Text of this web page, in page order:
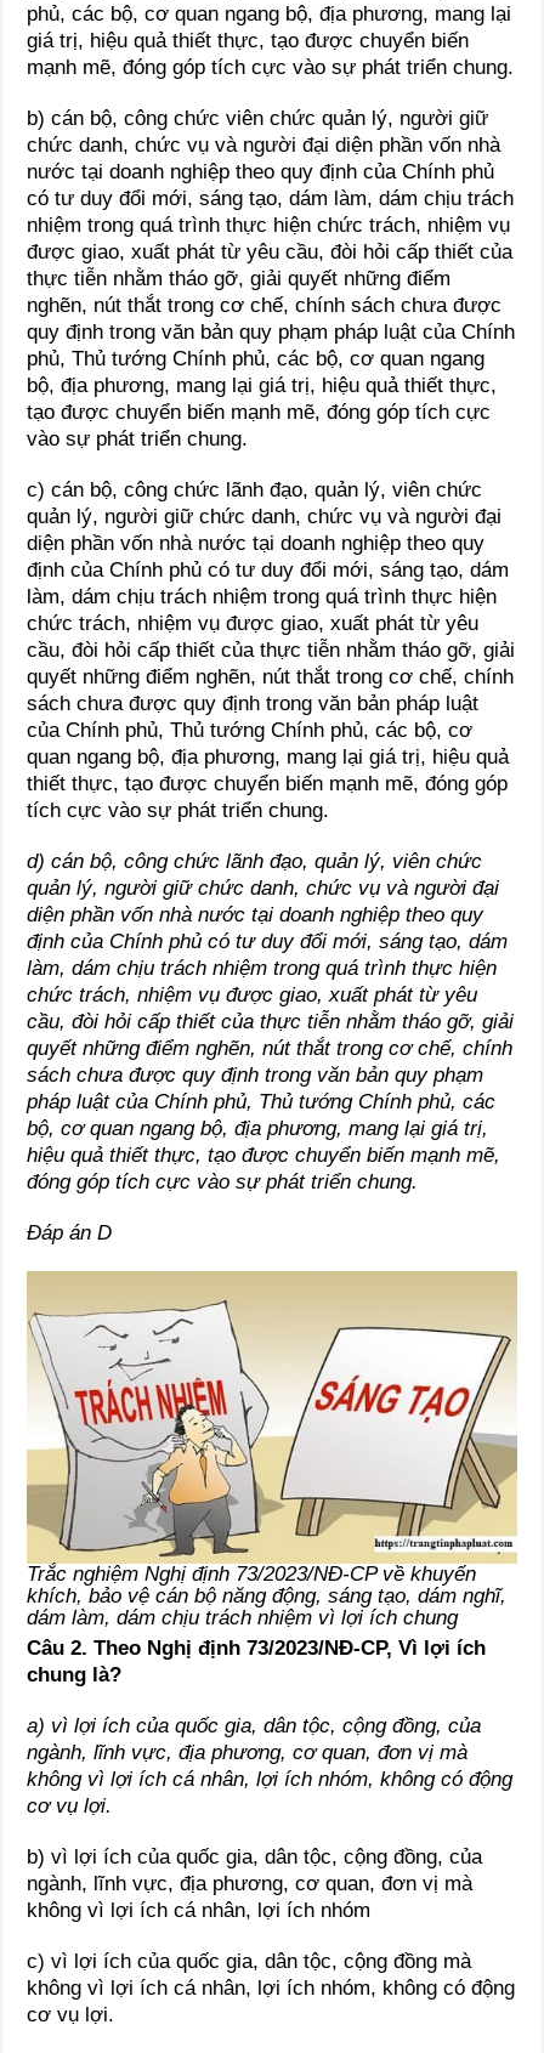
phủ, các bộ, cơ quan ngang bộ, địa phương, mang lại
giá trị, hiệu quả thiết thực, tạo được chuyển biến
mạnh mẽ, đóng góp tích cực vào sự phát triển chung.
b) cán bộ, công chức viên chức quản lý, người giữ
chức danh, chức vụ và người đại diện phần vốn nhà
nước tại doanh nghiệp theo quy định của Chính phủ
có tư duy đổi mới, sáng tạo, dám làm, dám chịu trách
nhiệm trong quá trình thực hiện chức trách, nhiệm vụ
được giao, xuất phát từ yêu cầu, đòi hỏi cấp thiết của
thực tiễn nhằm tháo gỡ, giải quyết những điểm
nghẽn, nút thắt trong cơ chế, chính sách chưa được
quy định trong văn bản quy phạm pháp luật của Chính
phủ, Thủ tướng Chính phủ, các bộ, cơ quan ngang
bộ, địa phương, mang lại giá trị, hiệu quả thiết thực,
tạo được chuyển biến mạnh mẽ, đóng góp tích cực
vào sự phát triển chung.
c) cán bộ, công chức lãnh đạo, quản lý, viên chức
quản lý, người giữ chức danh, chức vụ và người đại
diện phần vốn nhà nước tại doanh nghiệp theo quy
định của Chính phủ có tư duy đổi mới, sáng tạo, dám
làm, dám chịu trách nhiệm trong quá trình thực hiện
chức trách, nhiệm vụ được giao, xuất phát từ yêu
cầu, đòi hỏi cấp thiết của thực tiễn nhằm tháo gỡ, giải
quyết những điểm nghẽn, nút thắt trong cơ chế, chính
sách chưa được quy định trong văn bản pháp luật
của Chính phủ, Thủ tướng Chính phủ, các bộ, cơ
quan ngang bộ, địa phương, mang lại giá trị, hiệu quả
thiết thực, tạo được chuyển biến mạnh mẽ, đóng góp
tích cực vào sự phát triển chung.
d) cán bộ, công chức lãnh đạo, quản lý, viên chức
quản lý, người giữ chức danh, chức vụ và người đại
diện phần vốn nhà nước tại doanh nghiệp theo quy
định của Chính phủ có tư duy đổi mới, sáng tạo, dám
làm, dám chịu trách nhiệm trong quá trình thực hiện
chức trách, nhiệm vụ được giao, xuất phát từ yêu
cầu, đòi hỏi cấp thiết của thực tiễn nhằm tháo gỡ, giải
quyết những điểm nghẽn, nút thắt trong cơ chế, chính
sách chưa được quy định trong văn bản quy phạm
pháp luật của Chính phủ, Thủ tướng Chính phủ, các
bộ, cơ quan ngang bộ, địa phương, mang lại giá trị,
hiệu quả thiết thực, tạo được chuyển biến mạnh mẽ,
đóng góp tích cực vào sự phát triển chung.
Đáp án D
Trắc nghiệm Nghị định 73/2023/NĐ-CP về khuyến
khích, bảo vệ cán bộ năng động, sáng tạo, dám nghĩ,
dám làm, dám chịu trách nhiệm vì lợi ích chung
Câu 2. Theo Nghị định 73/2023/NĐ-CP, Vì lợi ích
chung là?
a) vì lợi ích của quốc gia, dân tộc, cộng đồng, của
ngành, lĩnh vực, địa phương, cơ quan, đơn vị mà
không vì lợi ích cá nhân, lợi ích nhóm, không có động
cơ vụ lợi.
b) vì lợi ích của quốc gia, dân tộc, cộng đồng, của
ngành, lĩnh vực, địa phương, cơ quan, đơn vị mà
không vì lợi ích cá nhân, lợi ích nhóm
c) vì lợi ích của quốc gia, dân tộc, cộng đồng mà
không vì lợi ích cá nhân, lợi ích nhóm, không có động
cơ vụ lợi.